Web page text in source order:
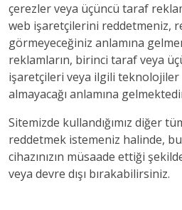
çerezler veya üçüncü taraf
web işaretçilerini reddetmeniz,
görmeyeceğiniz anlamına
reklamların, birinci taraf veya
işaretçileri veya ilgili teknolojiler
almayacağı anlamına
Sitemizde kullandığımız diğer
reddetmek istemeniz halinde,
cihazınızın müsaade ettiği
veya devre dışı bırakabilirsiniz.